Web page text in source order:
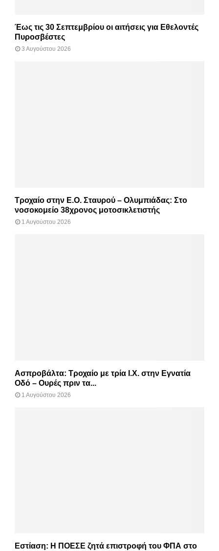
Έως τις 30 Σεπτεμβρίου οι αιτήσεις για Εθελοντές
Πυροσβέστες
3 Αυγούστου 2026
Τροχαίο στην Ε.Ο. Σταυρού – Ολυμπιάδας: Στο
νοσοκομείο 38χρονος μοτοσικλετιστής
1 Αυγούστου 2026
Ασπροβάλτα: Τροχαίο με τρία Ι.Χ. στην Εγνατία
Οδό – Ουρές πριν τα...
1 Αυγούστου 2026
Εστίαση: Η ΠΟΕΣΕ ζητά επιστροφή του ΦΠΑ στο